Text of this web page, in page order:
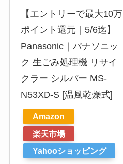
【エントリーで最大10万
ポイント還元｜5/6迄】
Panasonic｜パナソニッ
ク 生ごみ処理機 リサイ
クラー シルバー MS-
N53XD-S [温風乾燥式]
Amazon
楽天市場
Yahooショッピング